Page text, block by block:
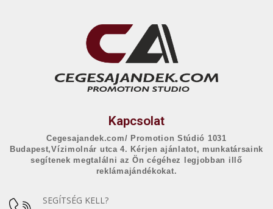
Kapcsolat
Cegesajandek.com/ Promotion Stúdió 1031
Budapest,Vízimolnár utca 4. Kérjen ajánlatot, munkatársaink
segítenek megtalálni az Ön cégéhez legjobban illő
reklámajándékokat.
SEGÍTSÉG KELL?